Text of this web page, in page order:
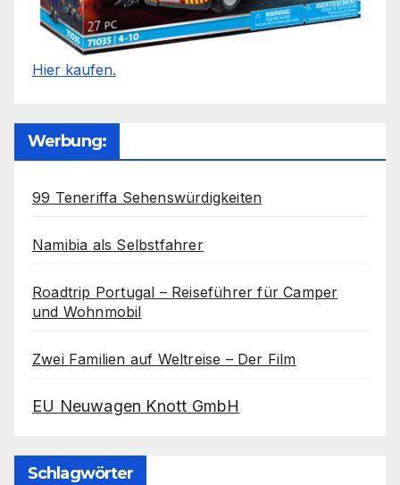
Hier kaufen.
Werbung:
99 Teneriffa Sehenswürdigkeiten
Namibia als Selbstfahrer
Roadtrip Portugal – Reiseführer für Camper
und Wohnmobil
Zwei Familien auf Weltreise – Der Film
EU Neuwagen Knott GmbH
Schlagwörter